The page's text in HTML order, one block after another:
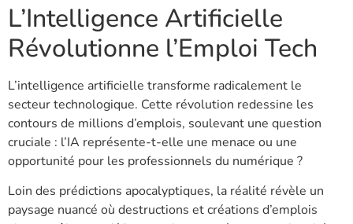
L’Intelligence Artificielle
Révolutionne l’Emploi Tech
L’intelligence artificielle transforme radicalement le
secteur technologique. Cette révolution redessine les
contours de millions d’emplois, soulevant une question
cruciale : l’IA représente-t-elle une menace ou une
opportunité pour les professionnels du numérique ?
Loin des prédictions apocalyptiques, la réalité révèle un
paysage nuancé où destructions et créations d’emplois